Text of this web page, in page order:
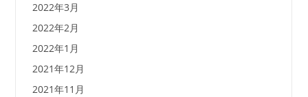
2022年3月
2022年2月
2022年1月
2021年12月
2021年11月